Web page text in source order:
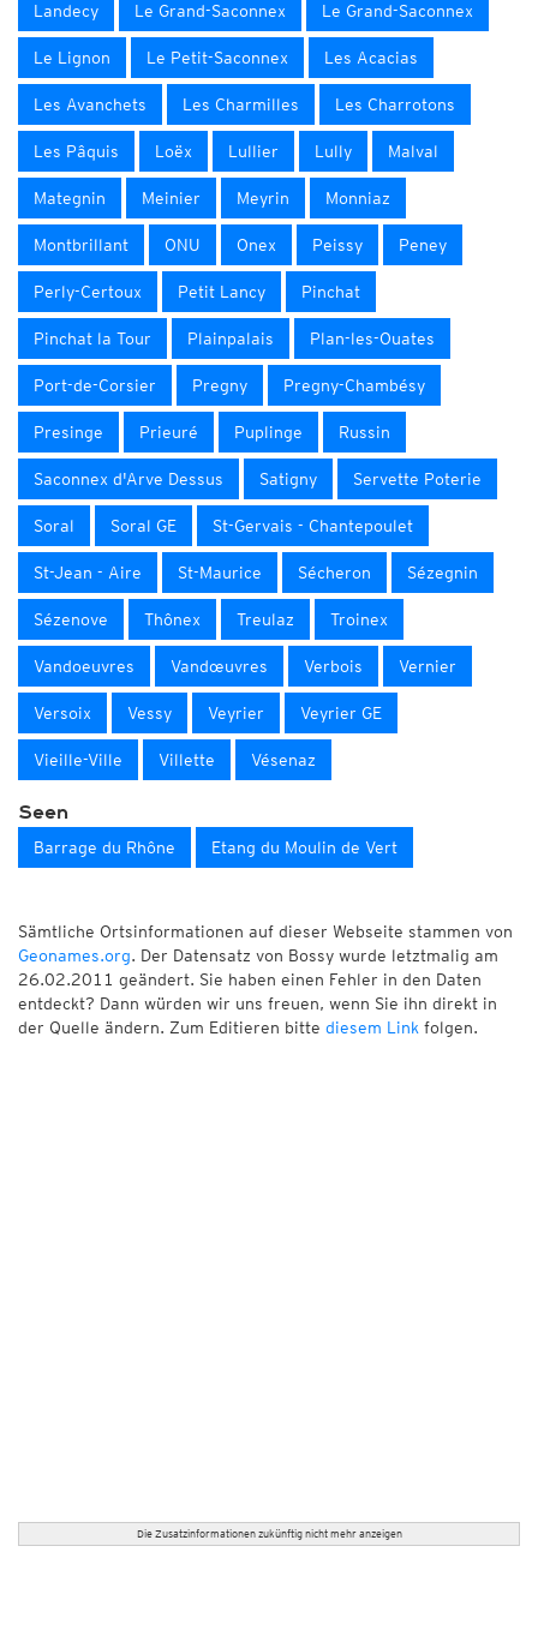
Landecy Le Grand-Saconnex Le Grand-Saconnex
Le Lignon Le Petit-Saconnex Les Acacias
Les Avanchets Les Charmilles Les Charrotons
Les Pâquis Loëx Lullier Lully Malval
Mategnin Meinier Meyrin Monniaz
Montbrillant ONU Onex Peissy Peney
Perly-Certoux Petit Lancy Pinchat
Pinchat la Tour Plainpalais Plan-les-Ouates
Port-de-Corsier Pregny Pregny-Chambésy
Presinge Prieuré Puplinge Russin
Saconnex d'Arve Dessus Satigny Servette Poterie
Soral Soral GE St-Gervais - Chantepoulet
St-Jean - Aire St-Maurice Sécheron Sézegnin
Sézenove Thônex Treulaz Troinex
Vandoeuvres Vandœuvres Verbois Vernier
Versoix Vessy Veyrier Veyrier GE
Vieille-Ville Villette Vésenaz
Seen
Barrage du Rhône Etang du Moulin de Vert
Sämtliche Ortsinformationen auf dieser Webseite stammen von
Geonames.org. Der Datensatz von Bossy wurde letztmalig am
26.02.2011 geändert. Sie haben einen Fehler in den Daten
entdeckt? Dann würden wir uns freuen, wenn Sie ihn direkt in
der Quelle ändern. Zum Editieren bitte diesem Link folgen.
Die Zusatzinformationen zukünftig nicht mehr anzeigen